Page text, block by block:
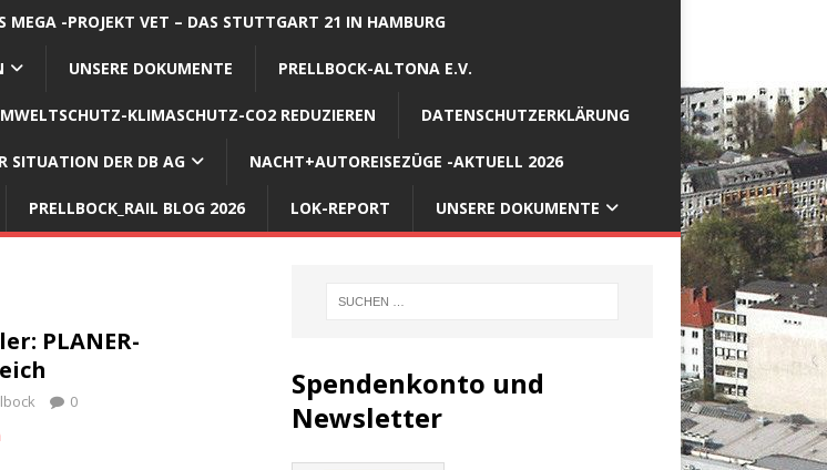
MEGA -PROJEKT VET – DAS STUTTGART 21 IN HAMBURG
UNSERE DOKUMENTE PRELLBOCK-ALTONA E.V.
KLIMASCHUTZ-CO2 REDUZIEREN DATENSCHUTZERKLÄRUNG
SITUATION DER DB AG NACHT+AUTOREISEZÜGE -AKTUELL 2026
PRELLBOCK_RAIL BLOG 2026 LOK-REPORT UNSERE DOKUMENTE
PLANER-
0
Spendenkonto und
Newsletter